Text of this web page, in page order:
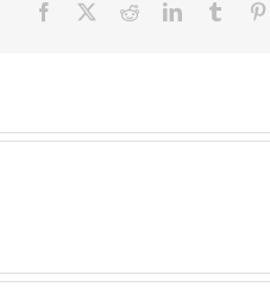
Facebook RedditLinkedInTumblr